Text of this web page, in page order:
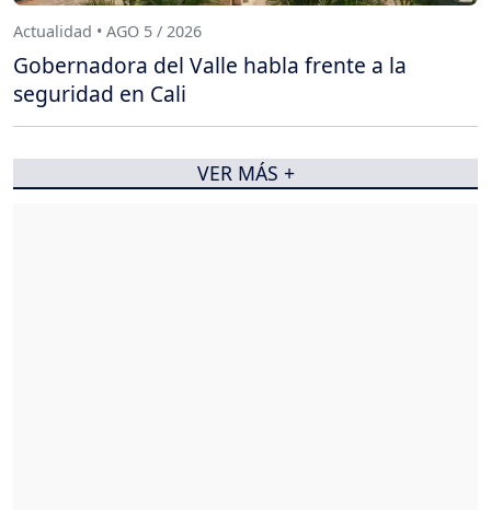
Actualidad • AGO 5 / 2026
Gobernadora del Valle habla frente a la
seguridad en Cali
VER MÁS +